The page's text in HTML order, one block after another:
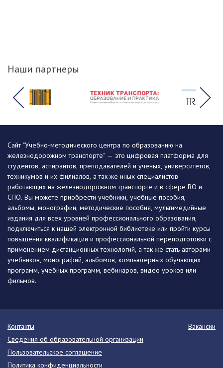
Наши партнеры
Сайт "Учебно-методического центра по образованию на
железнодорожном транспорте" — это цифровая платформа для
студентов, аспирантов, преподавателей и ученых, университетов,
техникумов и их филиалов, а так же иных специалистов
работающих на железнодорожном транспорте и в сфере ВО и
СПО. Вы можете приобрести учебники, учебные пособия,
альбомы, монографии, методические пособия, мультимедийные
издания для всех уровней профессионального образования,
подключиться к нашей электронной библиотеке или пройти курсы
повышения квалификации и профессиональной переподготовки с
применением дистанционных технологий, а так же стать авторами
учебников, монографий, альбомов, компьютерных обучающих
программ, учебных программ, вебинаров, видео уроков или
фильмов.
Контакты
Вакансии
Сведения об образовательной организации
Пользовательское соглашение
Политика конфиденциальности